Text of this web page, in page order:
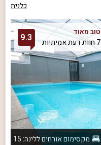
כלנית
טוב מאוד
7 חוות דעת אמיתיות
9.3
מקסימום אורחים ללינה: 15